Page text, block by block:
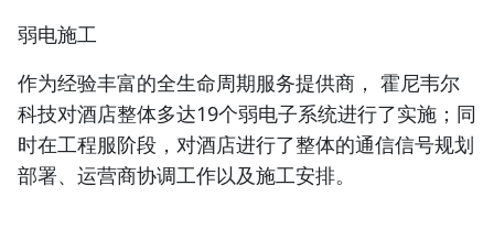
弱电施工
作为经验丰富的全生命周期服务提供商， 霍尼韦尔
科技对酒店整体多达19个弱电子系统进行了实施；同
时在工程服阶段，对酒店进行了整体的通信信号规划
部署、运营商协调工作以及施工安排。